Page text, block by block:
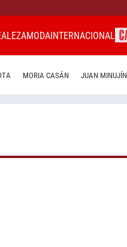
MODAINTERNACIONAL
MORIA CASÁN JUAN MINUJÍN